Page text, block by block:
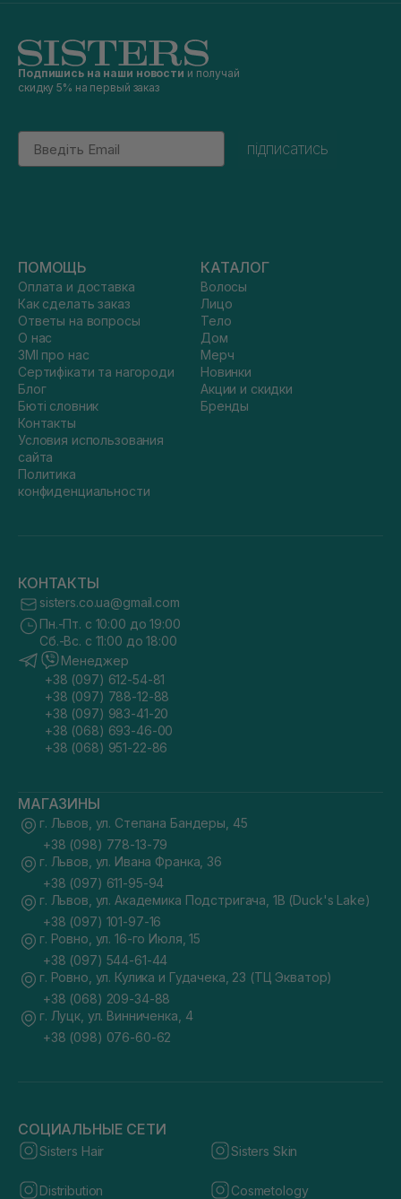
Подпишись на наши новости и получай
скидку 5% на первый заказ
Email
підписатись
ПОМОЩЬ
Оплата и доставка
Как сделать заказ
Ответы на вопросы
О нас
ЗМІ про нас
Сертифікати та нагороди
Блог
Бюті словник
Контакты
Условия использования
сайта
Политика
конфиденциальности
КАТАЛОГ
Волосы
Лицо
Тело
Дом
Мерч
Новинки
Акции и скидки
Бренды
КОНТАКТЫ
sisters.co.ua@gmail.com
Пн.-Пт. с 10:00 до 19:00
Сб.-Вс. с 11:00 до 18:00
Менеджер
+38 (097) 612-54-81
+38 (097) 788-12-88
+38 (097) 983-41-20
+38 (068) 693-46-00
+38 (068) 951-22-86
МАГАЗИНЫ
г. Львов, ул. Степана Бандеры, 45
+38 (098) 778-13-79
г. Львов, ул. Ивана Франка, 36
+38 (097) 611-95-94
г. Львов, ул. Академика Подстригача, 1В (Duck's Lake)
+38 (097) 101-97-16
г. Ровно, ул. 16-го Июля, 15
+38 (097) 544-61-44
г. Ровно, ул. Кулика и Гудачека, 23 (ТЦ Экватор)
+38 (068) 209-34-88
г. Луцк, ул. Винниченка, 4
+38 (098) 076-60-62
СОЦИАЛЬНЫЕ СЕТИ
Sisters Hair Sisters Skin
Distribution Cosmetology